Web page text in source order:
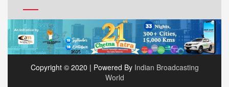
Copyright © 2020 | Powered By Indian Broadcasting
World